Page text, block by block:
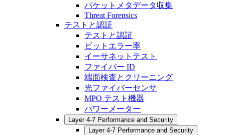
パケットメタデータ収集
Threat Forensics
テストと認証
テストと認証
ビットエラー率
イーサネットテスト
ファイバー ID
端面検査とクリーニング
光ファイバーセンサ
MPO テスト機器
パワーメーター
Layer 4-7 Performance and Security
Layer 4-7 Performance and Security